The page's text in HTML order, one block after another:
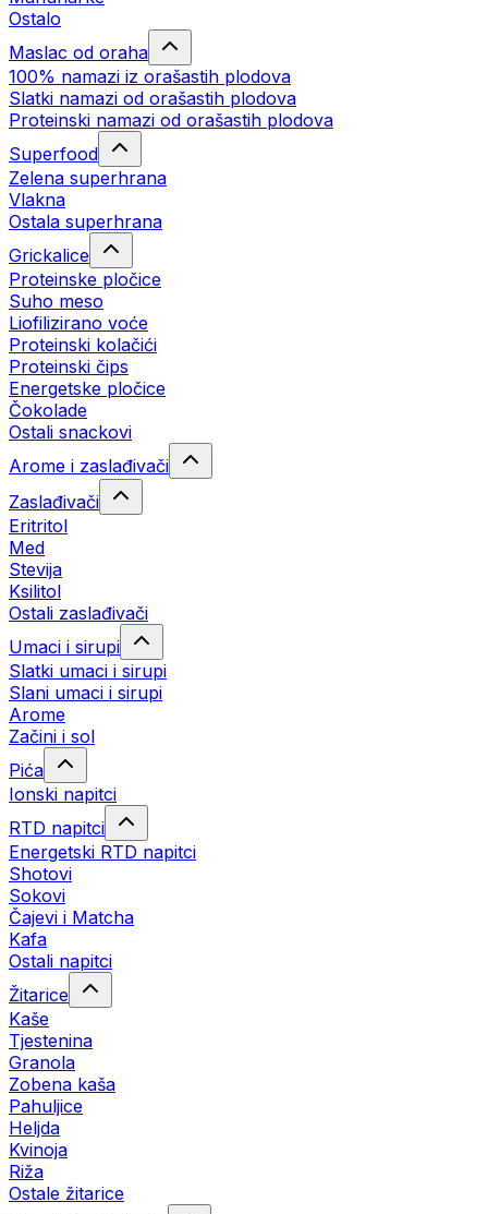
Ostalo
Maslac od oraha
100% namazi iz orašastih plodova
Slatki namazi od orašastih plodova
Proteinski namazi od orašastih plodova
Superfood
Zelena superhrana
Vlakna
Ostala superhrana
Grickalice
Proteinske pločice
Suho meso
Liofilizirano voće
Proteinski kolačići
Proteinski čips
Energetske pločice
Čokolade
Ostali snackovi
Arome i zaslađivači
Zaslađivači
Eritritol
Med
Stevija
Ksilitol
Ostali zaslađivači
Umaci i sirupi
Slatki umaci i sirupi
Slani umaci i sirupi
Arome
Začini i sol
Pića
Ionski napitci
RTD napitci
Energetski RTD napitci
Shotovi
Sokovi
Čajevi i Matcha
Kafa
Ostali napitci
Žitarice
Kaše
Tjestenina
Granola
Zobena kaša
Pahuljice
Heljda
Kvinoja
Riža
Ostale žitarice